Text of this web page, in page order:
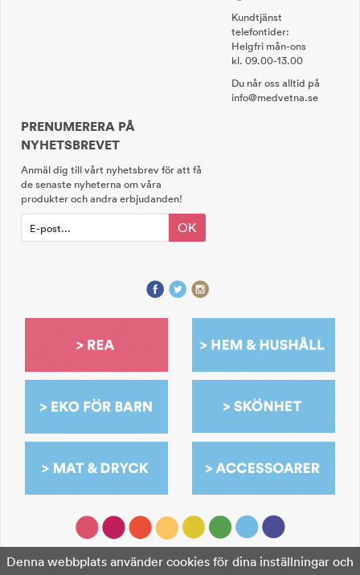
Kundtjänst
telefontider:
Helgfri mån-ons
kl. 09.00-13.00
Du når oss alltid på
info@medvetna.se
PRENUMERERA PÅ
NYHETSBREVET
Anmäl dig till vårt nyhetsbrev för att få
de senaste nyheterna om våra
produkter och andra erbjudanden!
OK
Denna webbplats använder cookies för dina inställningar och